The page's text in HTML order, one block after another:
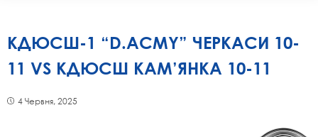
КДЮСШ-1 “D.ACMY” ЧЕРКАСИ 10-
11 VS КДЮСШ КАМ’ЯНКА 10-11
4 Червня, 2025